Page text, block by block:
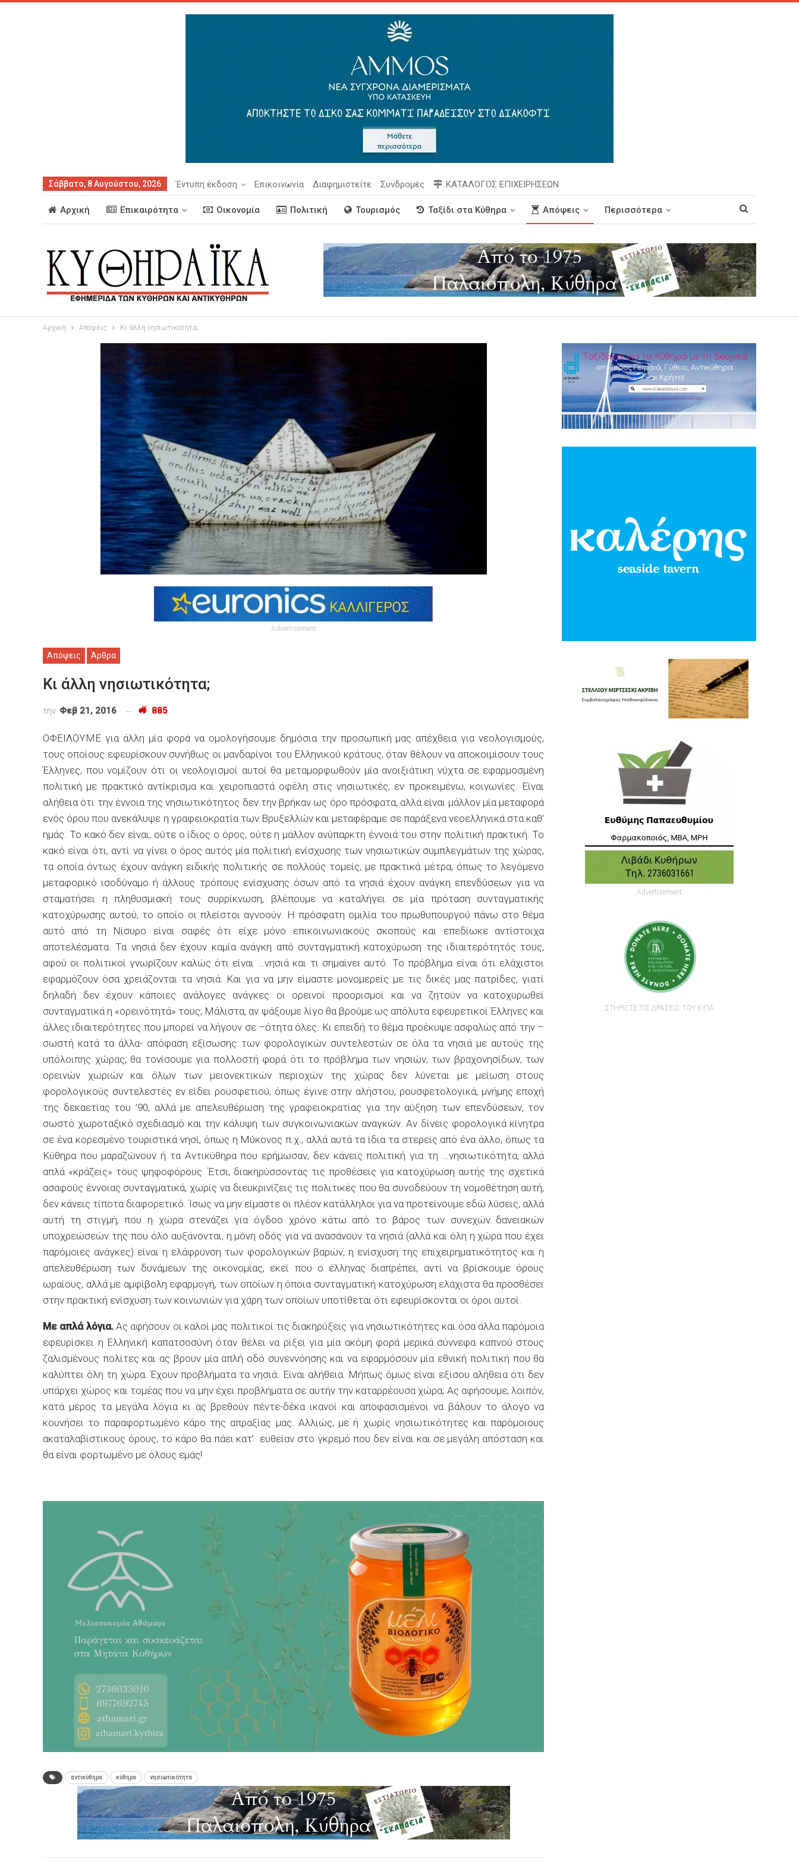
Σάββατο, 8 Αυγούστου, 2026 Έντυπη έκδοση Επικοινωνία Διαφημιστείτε Συνδρομές ΚΑΤΑΛΟΓΟΣ ΕΠΙΧΕΙΡΗΣΕΩΝ
Αρχική Επικαιρότητα Οικονομία Πολιτική Τουρισμός Ταξίδι στα Κύθηρα Απόψεις Περισσότερα
Αρχική Απόψεις Κι άλλη νησιωτικότητα;
Advertisement
Απόψεις Άρθρα
Κι άλλη νησιωτικότητα;
την Φεβ 21, 2016 885
ΟΦΕΙΛΟΥΜΕ για άλλη μία φορά να ομολογήσουμε δημόσια την προσωπική μας απέχθεια για νεολογισμούς,
τους οποίους εφευρίσκουν συνήθως οι μανδαρίνοι του Ελληνικού κράτους, όταν θέλουν να αποκοιμίσουν τους
Έλληνες, που νομίζουν ότι οι νεολογισμοί αυτοί θα μεταμορφωθούν μία ανοιξιάτικη νύχτα σε εφαρμοσμένη
πολιτική με πρακτικό αντίκρισμα και χειροπιαστά οφέλη στις νησιωτικές, εν προκειμένω, κοινωνίες. Είναι
αλήθεια ότι την έννοια της νησιωτικότητος δεν την βρήκαν ως όρο πρόσφατα, αλλά είναι μάλλον μία μεταφορά
ενός όρου που ανεκάλυψε η γραφειοκρατία των Βρυξελλών και μεταφέραμε σε παράξενα νεοελληνικά στα καθ’
ημάς. Το κακό δεν είναι, ούτε ο ίδιος ο όρος, ούτε η μάλλον ανύπαρκτη έννοιά του στην πολιτική πρακτική. Το
κακό είναι ότι, αντί να γίνει ο όρος αυτός μία πολιτική ενίσχυσης των νησιωτικών συμπλεγμάτων της χώρας,
τα οποία όντως έχουν ανάγκη ειδικής πολιτικής σε πολλούς τομείς, με πρακτικά μέτρα, όπως το λεγόμενο
μεταφορικό ισοδύναμο ή άλλους τρόπους ενίσχυσης όσων από τα νησιά έχουν ανάγκη επενδύσεων για να
σταματήσει η πληθυσμιακή τους συρρίκνωση, βλέπουμε να καταλήγει σε μία πρόταση συνταγματικής
κατοχύρωσης αυτού, το οποίο οι πλείστοι αγνοούν. Η πρόσφατη ομιλία του πρωθυπουργού πάνω στο θέμα
αυτό από τη Νίσυρο είναι σαφές ότι είχε μόνο επικοινωνιακούς σκοπούς και επεδίωκε αντίστοιχα
αποτελέσματα. Τα νησιά δεν έχουν καμία ανάγκη από συνταγματική κατοχύρωση της ιδιαιτερότητός τους,
αφού οι πολιτικοί γνωρίζουν καλώς ότι είναι …νησιά και τι σημαίνει αυτό. Το πρόβλημα είναι ότι ελάχιστοι
εφαρμόζουν όσα χρειάζονται τα νησιά. Και για να μην είμαστε μονομερείς με τις δικές μας πατρίδες, γιατί
δηλαδή δεν έχουν κάποιες ανάλογες ανάγκες οι ορεινοί προορισμοί και να ζητούν να κατοχυρωθεί
συνταγματικά η «ορεινότητά» τους; Μάλιστα, αν ψάξουμε λίγο θα βρούμε ως απόλυτα εφευρετικοί Έλληνες και
άλλες ιδιαιτερότητες που μπορεί να λήγουν σε –ότητα όλες. Κι επειδή το θέμα προέκυψε ασφαλώς από την –
σωστή κατά τα άλλα- απόφαση εξίσωσης των φορολογικών συντελεστών σε όλα τα νησιά με αυτούς της
υπόλοιπης χώρας, θα τονίσουμε για πολλοστή φορά ότι το πρόβλημα των νησιών, των βραχονησίδων, των
ορεινών χωριών και όλων των μειονεκτικών περιοχών της χώρας δεν λύνεται με μείωση στους
φορολογικούς συντελεστές εν είδει ρουσφετιού, όπως έγινε στην αλήστου, ρουσφετολογικά, μνήμης εποχή
της δεκαετίας του ’90, αλλά με απελευθέρωση της γραφειοκρατίας για την αύξηση των επενδύσεων, τον
σωστό χωροταξικό σχεδιασμό και την κάλυψη των συγκοινωνιακών αναγκών. Αν δίνεις φορολογικά κίνητρα
σε ένα κορεσμένο τουριστικά νησί, όπως η Μύκονος π.χ., αλλά αυτά τα ίδια τα στερείς από ένα άλλο, όπως τα
Κύθηρα που μαραζώνουν ή τα Αντικύθηρα που ερήμωσαν, δεν κάνεις πολιτική για τη …νησιωτικότητα, αλλά
απλά «κράζεις» τους ψηφοφόρους. Έτσι, διακηρύσσοντας τις προθέσεις για κατοχύρωση αυτής της σχετικά
ασαφούς έννοιας συνταγματικά, χωρίς να διευκρινίζεις τις πολιτικές που θα συνοδεύουν τη νομοθέτηση αυτή,
δεν κάνεις τίποτα διαφορετικό. Ίσως να μην είμαστε οι πλέον κατάλληλοι για να προτείνουμε εδώ λύσεις, αλλά
αυτή τη στιγμή, που η χώρα στενάζει για όγδοο χρόνο κάτω από το βάρος των συνεχών δανειακών
υποχρεώσεών της που όλο αυξάνονται, η μόνη οδός για να ανασάνουν τα νησιά (αλλά και όλη η χώρα που έχει
παρόμοιες ανάγκες) είναι η ελάφρυνση των φορολογικών βαρών, η ενίσχυση της επιχειρηματικότητος και η
απελευθέρωση των δυνάμεων της οικονομίας, εκεί που ο έλληνας διαπρέπει, αντί να βρίσκουμε όρους
ωραίους, αλλά με αμφίβολη εφαρμογή, των οποίων η όποια συνταγματική κατοχύρωση ελάχιστα θα προσθέσει
στην πρακτική ενίσχυση των κοινωνιών για χάρη των οποίων υποτίθεται ότι εφευρίσκονται οι όροι αυτοί.
Με απλά λόγια.Ας αφήσουν οι καλοί μας πολιτικοί τις διακηρύξεις για νησιωτικότητες και όσα άλλα παρόμοια
εφευρίσκει η Ελληνική καπατσοσύνη όταν θέλει να ρίξει για μία ακόμη φορά μερικά σύννεφα καπνού στους
ζαλισμένους πολίτες και ας βρουν μία απλή οδό συνεννόησης και να εφαρμόσουν μία εθνική πολιτική που θα
καλύπτει όλη τη χώρα. Έχουν προβλήματα τα νησιά. Είναι αλήθεια. Μήπως όμως είναι εξίσου αλήθεια ότι δεν
υπάρχει χώρος και τομέας που να μην έχει προβλήματα σε αυτήν την καταρρέουσα χώρα; Ας αφήσουμε, λοιπόν,
κατά μέρος τα μεγάλα λόγια κι ας βρεθούν πέντε-δέκα ικανοί και αποφασισμένοι να βάλουν το άλογο να
κουνήσει το παραφορτωμένο κάρο της απραξίας μας. Αλλιώς, με ή χωρίς νησιωτικότητες και παρόμοιους
ακαταλαβίστικους όρους, το κάρο θα πάει κατ’ ευθείαν στο γκρεμό που δεν είναι και σε μεγάλη απόσταση και
θα είναι φορτωμένο με όλους εμάς!
αντικύθηρα κύθηρα νησιωτικότητα
Advertisement
ΣΤΗΡΙΞΤΕ ΤΙΣ ΔΡΑΣΕΙΣ ΤΟΥ ΚΙΠΑ